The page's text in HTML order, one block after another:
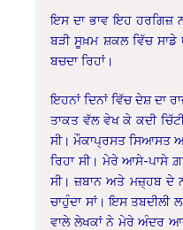
ਇਸ ਦਾ ਭਾਵ ਇਹ ਹਰਗਿਜ਼
ਬੜੀ ਸੂਖ਼ਮ ਸ਼ਕਲ ਵਿੱਚ
ਬਚਦਾ ਰਿਹਾਂ।
ਇਹਨਾਂ ਦਿਨਾਂ ਵਿੱਚ ਦੇਸ਼ ਦਾ
ਤਾਕਤ ਵੱਲ ਵੇਖ ਕੇ ਕਦੀ
ਸੀ। ਮੌਕਾਪ੍ਰਸਤ ਸਿਆਸਤ
ਰਿਹਾ ਸੀ। ਮੇਰੇ ਆਸੇ-ਪਾਸੇ
ਸੀ। ਜ਼ਬਾਨ ਅਤੇ ਮਜ਼੍ਹਬ ਦੇ
ਚਾਹੁੰਦਾ ਸਾਂ। ਇਸ ਤਬਦੀਲੀ
ਵਾਲੇ ਲੇਖਕਾਂ ਨੇ ਮੇਰੇ ਅੰਦਰ